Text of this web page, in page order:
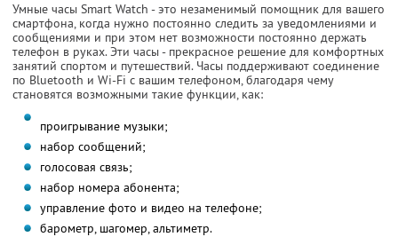
Умные часы Smart Watch - это незаменимый помощник для вашего
смартфона, когда нужно постоянно следить за уведомлениями и
сообщениями и при этом нет возможности постоянно держать
телефон в руках. Эти часы - прекрасное решение для комфортных
занятий спортом и путешествий. Часы поддерживают соединение
по Bluetooth и Wi-Fi с вашим телефоном, благодаря чему
становятся возможными такие функции, как:
проигрывание музыки;
набор сообщений;
голосовая связь;
набор номера абонента;
управление фото и видео на телефоне;
барометр, шагомер, альтиметр.